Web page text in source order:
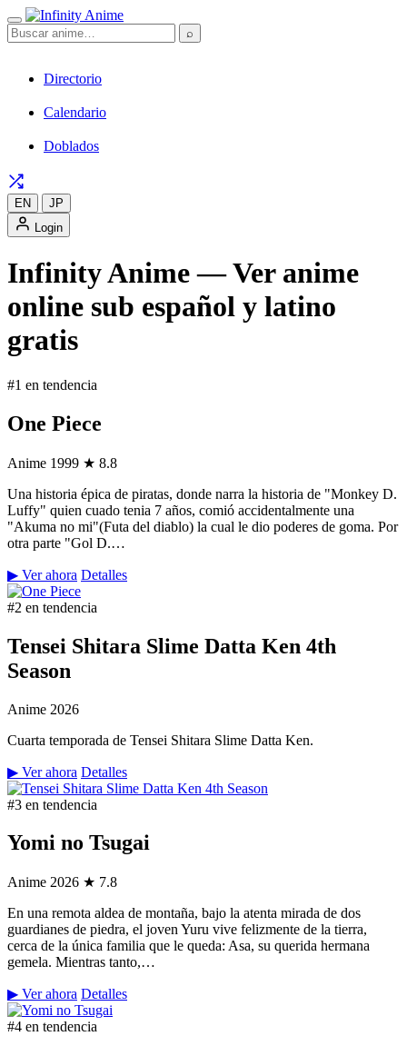
⌕
Directorio
Calendario
Doblados
EN
JP
Login
Infinity Anime — Ver anime
online sub español y latino
gratis
#1 en tendencia
One Piece
Anime 1999 ★ 8.8
Una historia épica de piratas, donde narra la historia de "Monkey D.
Luffy" quien cuado tenia 7 años, comió accidentalmente una
"Akuma no mi"(Futa del diablo) la cual le dio poderes de goma. Por
otra parte "Gol D.…
▶ Ver ahora Detalles
#2 en tendencia
Tensei Shitara Slime Datta Ken 4th
Season
Anime 2026
Cuarta temporada de Tensei Shitara Slime Datta Ken.
▶ Ver ahora Detalles
#3 en tendencia
Yomi no Tsugai
Anime 2026 ★ 7.8
En una remota aldea de montaña, bajo la atenta mirada de dos
guardianes de piedra, el joven Yuru vive felizmente de la tierra,
cerca de la única familia que le queda: Asa, su querida hermana
gemela. Mientras tanto,…
▶ Ver ahora Detalles
#4 en tendencia